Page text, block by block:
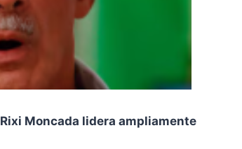
Rixi Moncada lidera ampliamente